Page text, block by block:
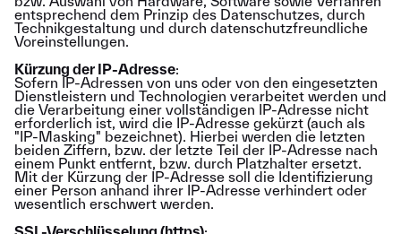
entsprechend dem Prinzip des Datenschutzes, durch
Technikgestaltung und durch datenschutzfreundliche
Voreinstellungen.
Kürzung der IP-Adresse:
Sofern IP-Adressen von uns oder von den eingesetzten
Dienstleistern und Technologien verarbeitet werden und
die Verarbeitung einer vollständigen IP-Adresse nicht
erforderlich ist, wird die IP-Adresse gekürzt (auch als
"IP-Masking" bezeichnet). Hierbei werden die letzten
beiden Ziffern, bzw. der letzte Teil der IP-Adresse nach
einem Punkt entfernt, bzw. durch Platzhalter ersetzt.
Mit der Kürzung der IP-Adresse soll die Identifizierung
einer Person anhand ihrer IP-Adresse verhindert oder
wesentlich erschwert werden.